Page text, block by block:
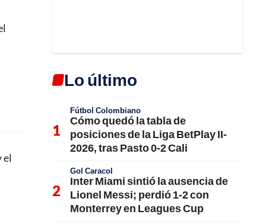
el
Lo último
Fútbol Colombiano
Cómo quedó la tabla de
posiciones de la Liga BetPlay II-
2026, tras Pasto 0-2 Cali
Gol Caracol
Inter Miami sintió la ausencia de
Lionel Messi; perdió 1-2 con
Monterrey en Leagues Cup